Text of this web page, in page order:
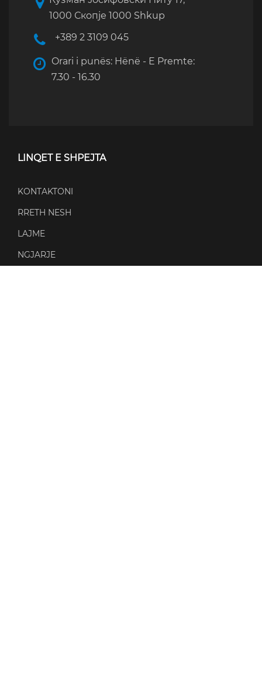
1000 Скопје 1000 Shkup
+389 2 3109 045
Orari i punës: Hënë - E Premte:
7.30 - 16.30
LINQET E SHPEJTA
KONTAKTONI
RRETH NESH
LAJME
NGJARJE